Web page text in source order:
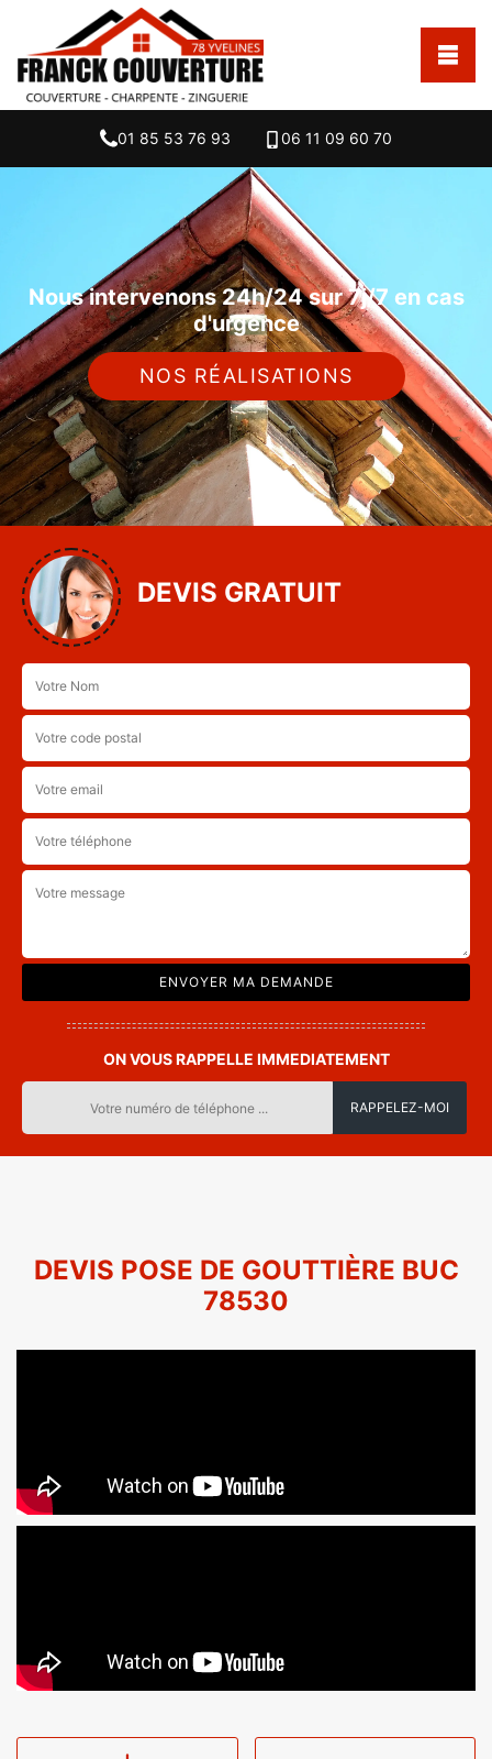
01 85 53 76 93 06 11 09 60 70
Nous intervenons 24h/24 sur 7j/7 en cas
d'urgence
NOS RÉALISATIONS
DEVIS GRATUIT
ON VOUS RAPPELLE IMMEDIATEMENT
DEVIS POSE DE GOUTTIÈRE BUC
78530